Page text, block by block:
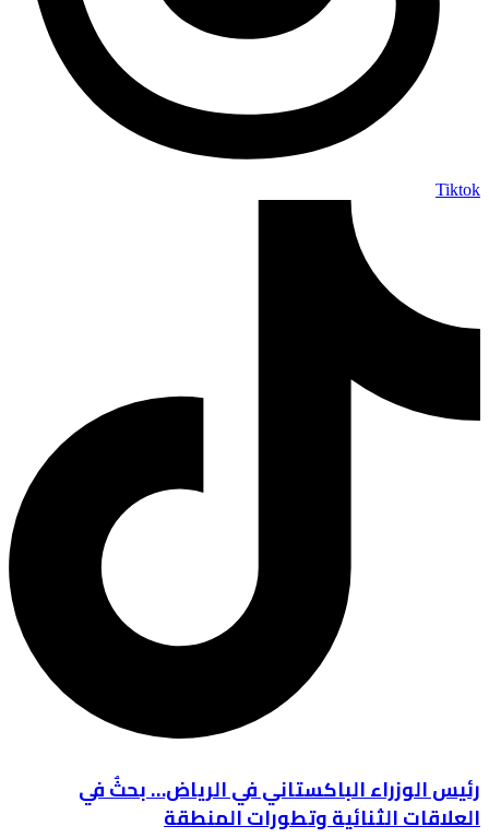
Tiktok
رئيس الوزراء الباكستاني في الرياض… بحثٌ في
العلاقات الثنائية وتطورات المنطقة